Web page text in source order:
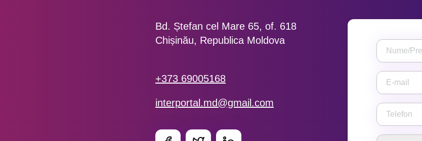
Bd. Ștefan cel Mare 65, of. 618
Chișinău, Republica Moldova
+373 69005168
interportal.md@gmail.com